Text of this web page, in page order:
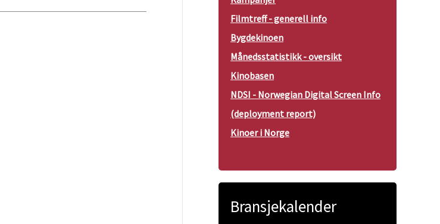
Filmtreff - generell info
Bygdekinoen
Månedsstatistikk - oversikt
Kinobasen
NDSI - Norwegian Digital Screen Info
(deployment report)
Kinoer i Norge
Bransjekalender